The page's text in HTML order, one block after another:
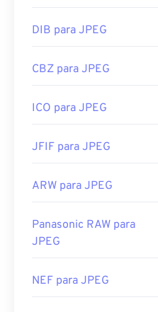
DIB para JPEG
CBZ para JPEG
ICO para JPEG
JFIF para JPEG
ARW para JPEG
Panasonic RAW para
JPEG
NEF para JPEG